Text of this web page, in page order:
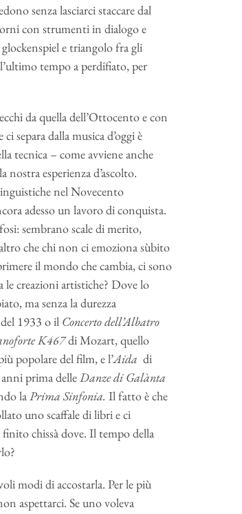
senza lasciarci staccare dal
con strumenti in dialogo e
e triangolo fra gli
tempo a perdifiato, per
da quella dell’Ottocento e con
separa dalla musica d’oggi è
tecnica – come avviene anche
nostra esperienza d’ascolto.
nel Novecento
adesso un lavoro di conquista.
sembrano scale di merito,
che chi non ci emoziona sùbito
il mondo che cambia, ci sono
creazioni artistiche? Dove lo
ma senza la durezza
del 1933 o il Concerto dell’Albatro
K467di Mozart, quello
popolare del film, e l’Aida di
prima delleDanze di Galànta
laPrima Sinfonia. Il fatto è che
uno scaffale di libri e ci
chissà dove. Il tempo della
modi di accostarla. Per le più
aspettarci. Se uno voleva